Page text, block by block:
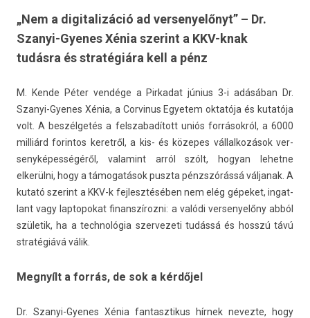
„Nem a digitalizáció ad versenyelőnyt” – Dr.
Szanyi-Gyenes Xénia szerint a KKV-knak
tudásra és stratégiára kell a pénz
M. Kende Péter vendége a Pir­kadat június 3-i adásában Dr.
Szanyi-Gyenes Xénia, a Cor­vinus Egyetem oktatója és kutatója
volt. A beszélgetés a felszabadított uniós forrásokról, a 6000
milliárd forin­tos keret­ről, a kis- és közepes vál­lalkozások ver­
senyképes­ségéről, valamint arról szólt, hogyan lehet­ne
elkerülni, hogy a támogatások puszta pénzszórássá vál­janak. A
kutató szerint a KKV-k fej­lesztéséb­en nem elég gépeket, in­gat­
lant vagy lap­topokat fin­anszíroz­ni: a valódi ver­senyelőny abból
születik, ha a tech­nológia szer­vezeti tudássá és hosszú távú
stratégiává válik.
Megnyílt a forrás, de sok a kérdőjel
Dr. Szanyi-Gyenes Xénia fan­tasztikus hírnek nevez­te, hogy